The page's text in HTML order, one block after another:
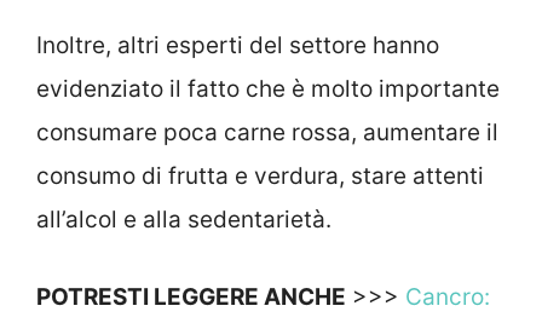
Inoltre, altri esperti del settore hanno
evidenziato il fatto che è molto importante
consumare poca carne rossa, aumentare il
consumo di frutta e verdura, stare attenti
all’alcol e alla sedentarietà.
POTRESTI LEGGERE ANCHE >>> Cancro: